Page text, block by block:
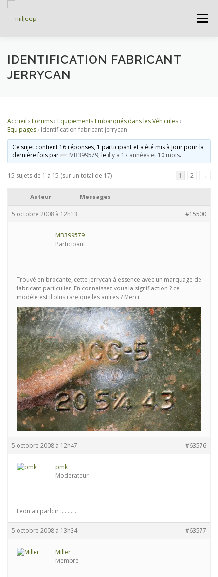
Menu
ACCUEIL ARTICLES PETITES ANNONCES
DOCUMENTATIONS FORUMS
CONNEXION
IDENTIFICATION FABRICANT
JERRYCAN
Accueil › Forums› Equipements Embarqués dans les Véhicules›
Equipages› Identification fabricant jerrycan
Ce sujet contient 16 réponses, 1 participant et a été mis à jour pour la
dernière fois par
MB399579, le il y a 17 années et 10 mois.
15 sujets de 1 à 15 (sur un total de 17) 1 2 →
Auteur Messages
5 octobre 2008 à 12h33 #15500
MB399579
Participant
Trouvé en brocante, cette jerrycan à essence avec un marquage de
fabricant particulier. En connaissez vous la signifiaction ? ce
modèle est il plus rare que les autres ? Merci
5 octobre 2008 à 12h47 #63576
pmk
Modérateur
Leon au parloir …………
5 octobre 2008 à 13h34 #63577
Miller
Membre